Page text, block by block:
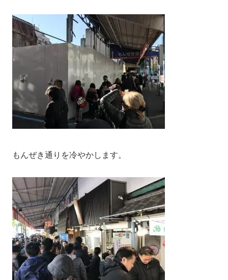
もんぜき通りを冷やかします。